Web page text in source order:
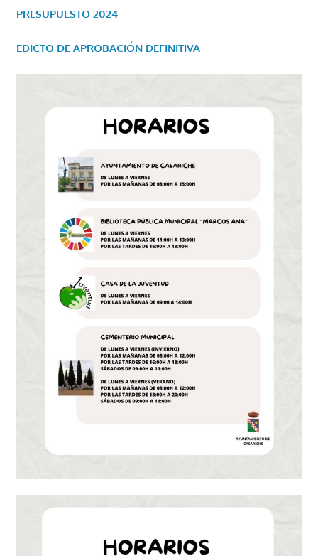
PRESUPUESTO 2024
EDICTO DE APROBACIÓN DEFINITIVA